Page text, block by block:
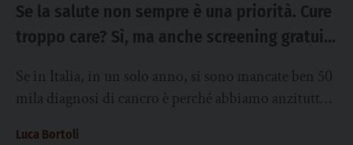
Se la salute non sempre è una priorità. Cure
troppo care? Sì, ma anche screening gratuiti
Se in Italia, in un solo anno, si sono mancate ben 50
mila diagnosi di cancro è perché abbiamo anzitutto
Luca Bortoli